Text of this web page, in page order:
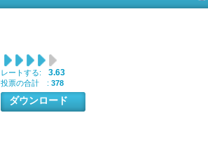
レートする: 3.63
投票の合計 : 378
ダウンロード